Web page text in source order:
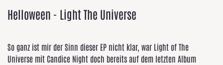
Helloween - Light The Universe
So ganz ist mir der Sinn dieser EP nicht klar, war Light of The
Universe mit Candice Night doch bereits auf dem letzten Album